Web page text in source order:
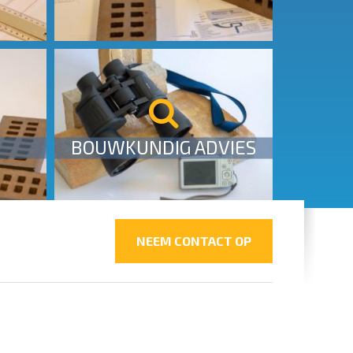
BOUWKUNDIG ADVIES
Bouwkundig advies
MEER INFO
NEEM CONTACT OP